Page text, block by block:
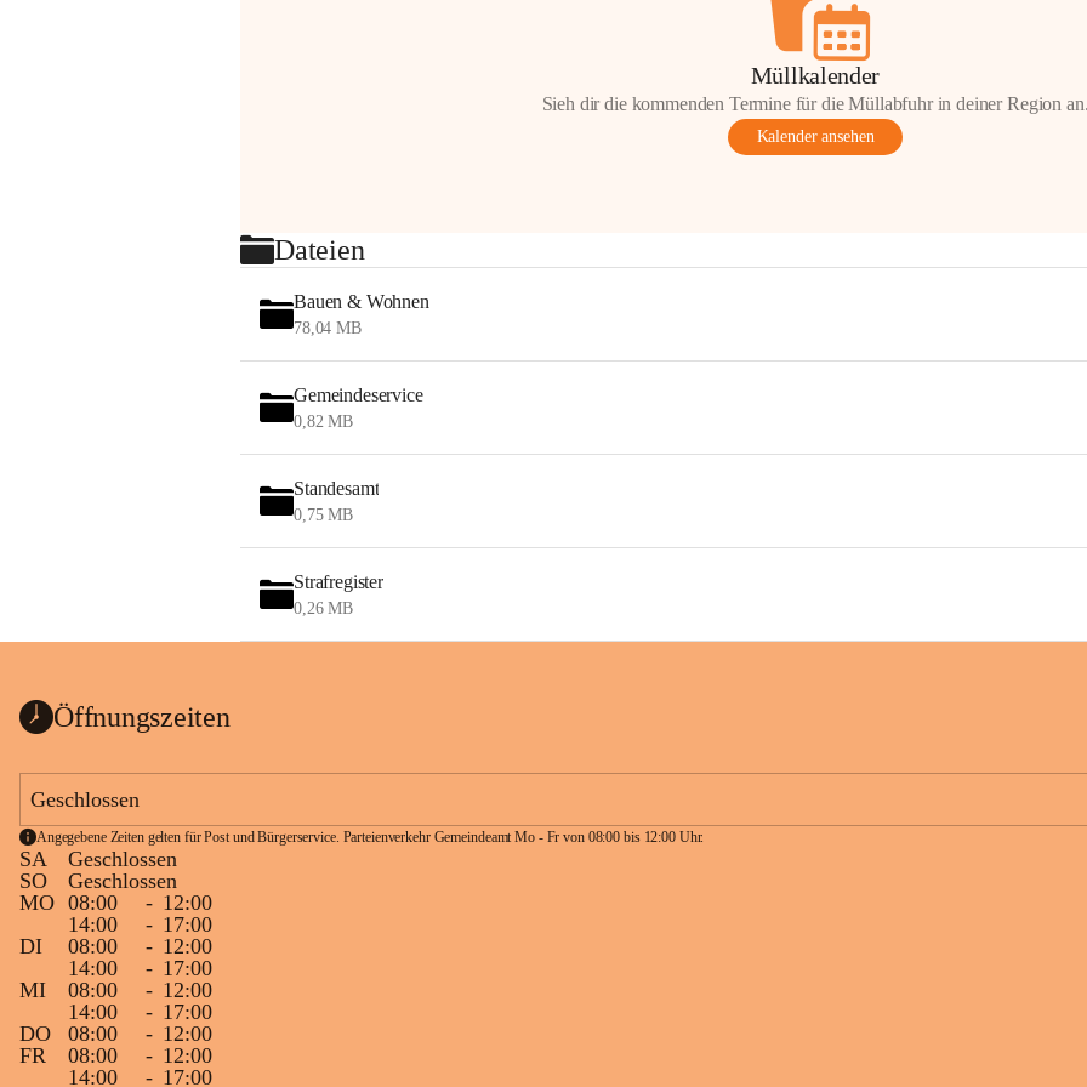
Müllkalender
Sieh dir die kommenden Termine für die Müllabfuhr in deiner Region
Kalender ansehen
Dateien
Bauen & Wohnen
78,04 MB
Gemeindeservice
0,82 MB
Standesamt
0,75 MB
Strafregister
0,26 MB
Öffnungszeiten
Geschlossen
Angegebene Zeiten gelten für Post und Bürgerservice. Parteienverkehr Gemeindeamt Mo - Fr von 08:00 bis 12:00 Uhr.
SA
Geschlossen
SO
Geschlossen
MO 08:00 - 12:00
14:00
- 17:00
DI
08:00 - 12:00
14:00
- 17:00
MI
08:00 - 12:00
14:00
- 17:00
DO
08:00 - 12:00
FR
08:00 - 12:00
14:00
- 17:00